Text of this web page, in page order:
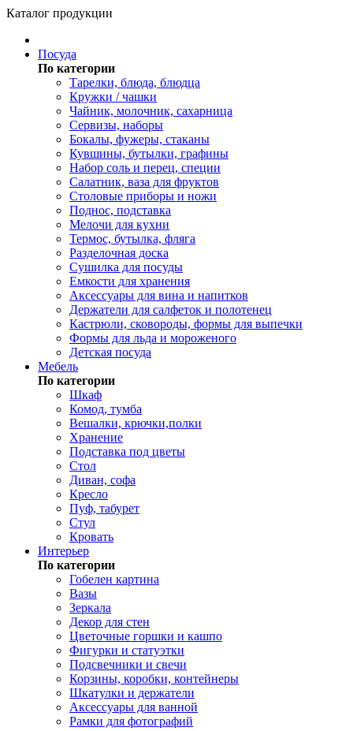
Каталог продукции
Посуда
По категории
Тарелки, блюда, блюдца
Кружки / чашки
Чайник, молочник, сахарница
Сервизы, наборы
Бокалы, фужеры, стаканы
Кувшины, бутылки, графины
Набор соль и перец, специи
Салатник, ваза для фруктов
Столовые приборы и ножи
Поднос, подставка
Мелочи для кухни
Термос, бутылка, фляга
Разделочная доска
Сушилка для посуды
Емкости для хранения
Аксессуары для вина и напитков
Держатели для салфеток и полотенец
Кастрюли, сковороды, формы для выпечки
Формы для льда и мороженого
Детская посуда
Мебель
По категории
Шкаф
Комод, тумба
Вешалки, крючки,полки
Хранение
Подставка под цветы
Стол
Диван, софа
Кресло
Пуф, табурет
Стул
Кровать
Интерьер
По категории
Гобелен картина
Вазы
Зеркала
Декор для стен
Цветочные горшки и кашпо
Фигурки и статуэтки
Подсвечники и свечи
Корзины, коробки, контейнеры
Шкатулки и держатели
Аксессуары для ванной
Рамки для фотографий